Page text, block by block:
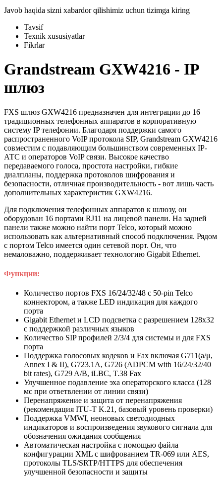
Javob haqida sizni xabardor qilishimiz uchun tizimga kiring
Tavsif
Texnik xususiyatlar
Fikrlar
Grandstream GXW4216 - IP
шлюз
FXS шлюз GXW4216 предназначен для интеграции до 16
традиционных телефонных аппаратов в корпоративную
систему IP телефонии. Благодаря поддержки самого
распространенного VoIP протокола SIP, Grandstream GXW4216
совместим с подавляющим большинством современных IP-
АТС и операторов VoIP связи. Высокое качество
передаваемого голоса, простота настройки, гибкие
диалпланы, поддержка протоколов шифрования и
безопасности, отличная производительность - вот лишь часть
дополнительных характеристик GXW4216.
Для подключения телефонных аппаратов к шлюзу, он
оборудован 16 портами RJ11 на лицевой панели. На задней
панели также можно найти порт Telco, который можно
использовать как альтернативный способ подключения. Рядом
с портом Telco имеется один сетевой порт. Он, что
немаловажно, поддерживает технологию Gigabit Ethernet.
Функции:
Количество портов FXS 16/24/32/48 c 50-pin Telco
коннектором, а также LED индикация для каждого
порта
Gigabit Ethernet и LCD подсветка с разрешением 128х32
с поддержкой различных языков
Количество SIP профилей 2/3/4 для системы и для FXS
порта
Поддержка голосовых кодеков и Fax включая G711(a/μ,
Annex I & II), G723.1A, G726 (ADPCM with 16/24/32/40
bit rates), G729 A/B, iLBC, T.38 Fax
Улучшенное подавление эха операторского класса (128
мс при ответвлении от линии связи)
Перенапряжение и защита от перенапряжения
(рекомендация ITU-T K.21, базовый уровень проверки)
Поддержка VMWI, неоновых светодиодных
индикаторов и воспроизведения звукового сигнала для
обозначения ожидания сообщения
Автоматическая настройка с помощью файла
конфигурации XML с шифрованием TR-069 или AES,
протоколы TLS/SRTP/HTTPS для обеспечения
улучшенной безопасности и защиты